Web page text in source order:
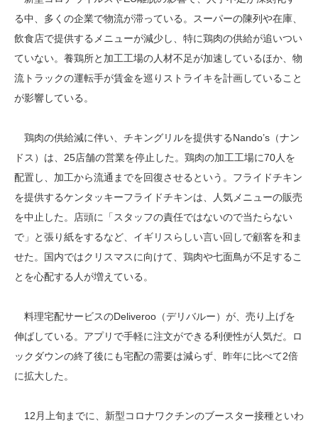
る中、多くの企業で物流が滞っている。スーパーの陳列や在庫、
飲食店で提供するメニューが減少し、特に鶏肉の供給が追いつい
ていない。養鶏所と加工工場の人材不足が加速しているほか、物
流トラックの運転手が賃金を巡りストライキを計画していること
が影響している。
鶏肉の供給減に伴い、チキングリルを提供するNando’s（ナン
ドス）は、25店舗の営業を停止した。鶏肉の加工工場に70人を
配置し、加工から流通までを回復させるという。フライドチキン
を提供するケンタッキーフライドチキンは、人気メニューの販売
を中止した。店頭に「スタッフの責任ではないので当たらない
で」と張り紙をするなど、イギリスらしい言い回しで顧客を和ま
せた。国内ではクリスマスに向けて、鶏肉や七面鳥が不足するこ
とを心配する人が増えている。
料理宅配サービスのDeliveroo（デリバルー）が、売り上げを
伸ばしている。アプリで手軽に注文ができる利便性が人気だ。ロ
ックダウンの終了後にも宅配の需要は減らず、昨年に比べて2倍
に拡大した。
12月上旬までに、新型コロナワクチンのブースター接種といわ